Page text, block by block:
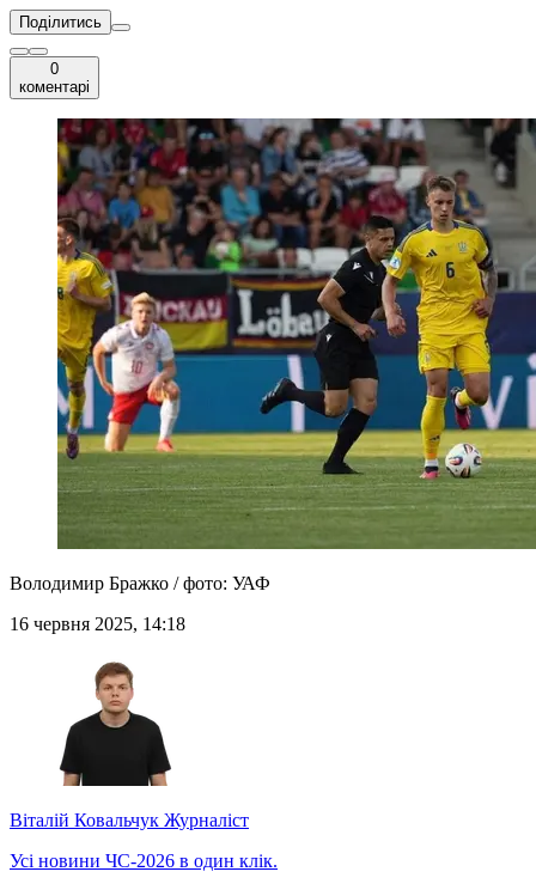
Поділитись
0
коментарі
Володимир Бражко / фото: УАФ
16 червня 2025, 14:18
Віталій Ковальчук Журналіст
Усі новини ЧС-2026 в один клік.